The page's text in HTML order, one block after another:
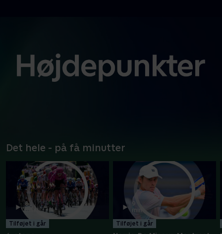
Det hele - på få minutter
8
min
Tilføjet i går
9
min
Tilføjet i går